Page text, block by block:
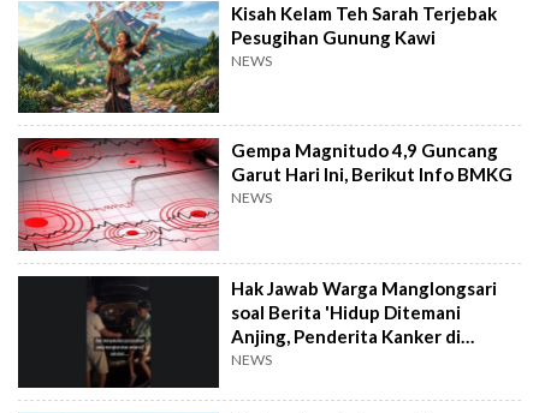
Kisah Kelam Teh Sarah Terjebak
Pesugihan Gunung Kawi
NEWS
Gempa Magnitudo 4,9 Guncang
Garut Hari Ini, Berikut Info BMKG
NEWS
Hak Jawab Warga Manglongsari
soal Berita 'Hidup Ditemani
Anjing, Penderita Kanker di
Wonosobo Diamuk Warga'
NEWS